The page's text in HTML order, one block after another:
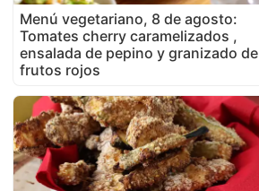
Menú vegetariano, 8 de agosto:
Tomates cherry caramelizados ,
ensalada de pepino y granizado de
frutos rojos